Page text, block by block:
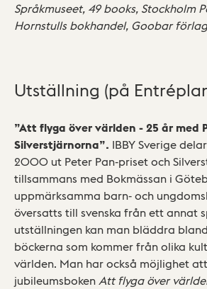
Språkmuseet, 49 books, Stockholm
Hornstulls bokhandel, Goobar
Utställning (på
”Att flyga över världen - 25 år med
Silverstjärnorna”. IBBY Sverige
2000 ut Peter Pan-priset och
tillsammans med Bokmässan i
uppmärksamma barn- och
översatts till svenska från ett annat
utställningen kan man bläddra
böckerna som kommer från olika
världen. Man har också möjlighet
jubileumsboken Att flyga över